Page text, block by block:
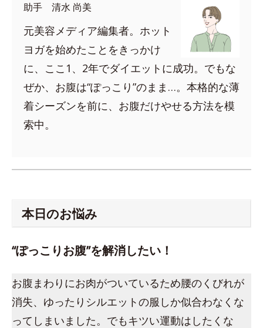
助手 清水 尚美
元美容メディア編集者。ホット
ヨガを始めたことをきっかけ
に、ここ1、2年でダイエットに成功。でもな
ぜか、お腹は“ぽっこり”のまま…。本格的な薄
着シーズンを前に、お腹だけやせる方法を模
索中。
本日のお悩み
“ぽっこりお腹”を解消したい！
お腹まわりにお肉がついているため腰のくびれが
消失、ゆったりシルエットの服しか似合わなくな
ってしまいました。でもキツい運動はしたくな